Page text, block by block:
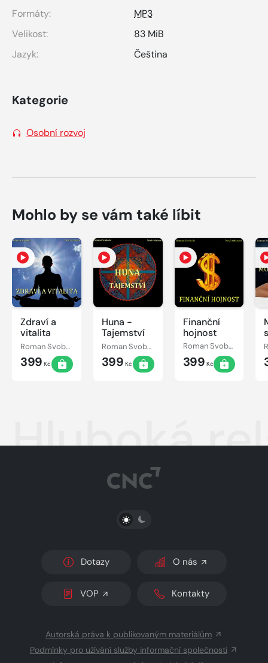
Formáty:
MP3
Velikost:
83 MiB
Jazyk:
Čeština
Kategorie
Osobní rozvoj
Mohlo by se vám také líbit
Zdraví a
vitalita
Roman Svoboda
399 Kč
Huna -
Tajemství
Roman Svoboda
399 Kč
Finanční
hojnost
Roman Svoboda
399 Kč
Hluboká
PŘEPNOUT SVĚTLÝ/TMAVÝ REŽIM
Dotazy O nás
VOP Kontakty
Autorská práva k publikovaným materiálům
Podmínky pro užívání služby informační společnosti